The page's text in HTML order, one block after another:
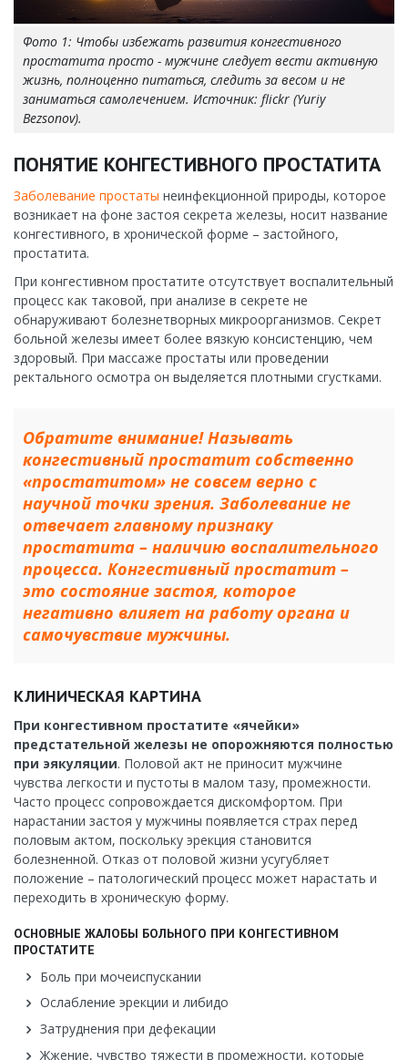
Фото 1: Чтобы избежать развития конгестивного
простатита просто - мужчине следует вести активную
жизнь, полноценно питаться, следить за весом и не
заниматься самолечением. Источник: flickr (Yuriy
Bezsonov).
ПОНЯТИЕ КОНГЕСТИВНОГО ПРОСТАТИТА
Заболевание простаты неинфекционной природы, которое
возникает на фоне застоя секрета железы, носит название
конгестивного, в хронической форме – застойного,
простатита.
При конгестивном простатите отсутствует воспалительный
процесс как таковой, при анализе в секрете не
обнаруживают болезнетворных микроорганизмов. Секрет
больной железы имеет более вязкую консистенцию, чем
здоровый. При массаже простаты или проведении
ректального осмотра он выделяется плотными сгустками.
Обратите внимание! Называть
конгестивный простатит собственно
«простатитом» не совсем верно с
научной точки зрения. Заболевание не
отвечает главному признаку
простатита – наличию воспалительного
процесса. Конгестивный простатит –
это состояние застоя, которое
негативно влияет на работу органа и
самочувствие мужчины.
КЛИНИЧЕСКАЯ КАРТИНА
При конгестивном простатите «ячейки»
предстательной железы не опорожняются полностью
при эякуляции. Половой акт не приносит мужчине
чувства легкости и пустоты в малом тазу, промежности.
Часто процесс сопровождается дискомфортом. При
нарастании застоя у мужчины появляется страх перед
половым актом, поскольку эрекция становится
болезненной. Отказ от половой жизни усугубляет
положение – патологический процесс может нарастать и
переходить в хроническую форму.
ОСНОВНЫЕ ЖАЛОБЫ БОЛЬНОГО ПРИ КОНГЕСТИВНОМ
ПРОСТАТИТЕ
Боль при мочеиспускании
Ослабление эрекции и либидо
Затруднения при дефекации
Жжение, чувство тяжести в промежности, которые